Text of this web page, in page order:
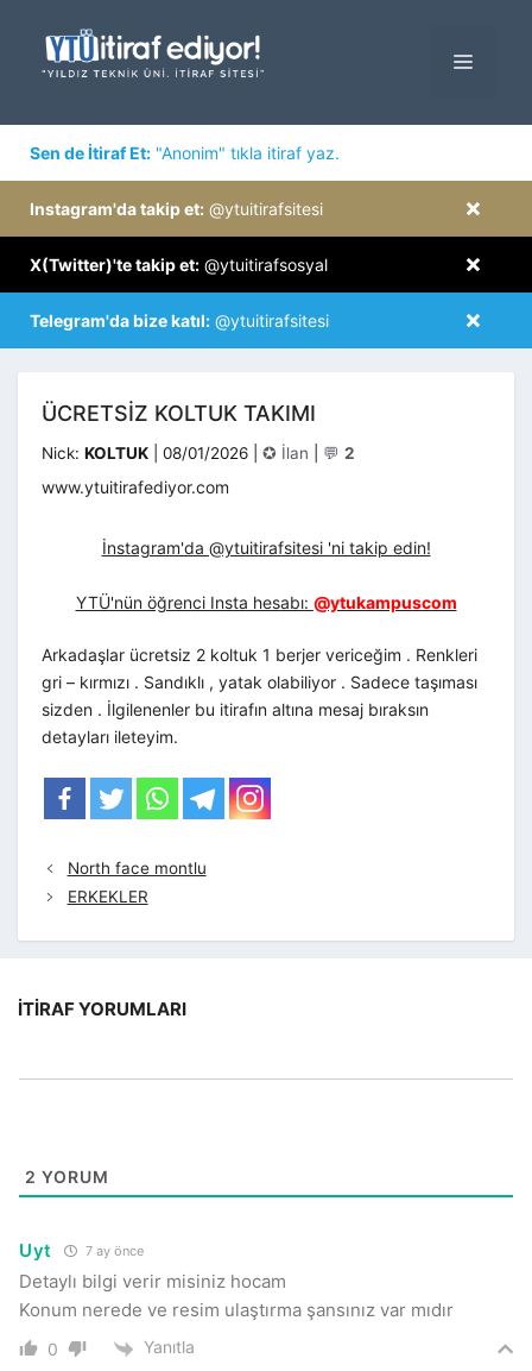
MENÜ
Sen de İtiraf Et: "Anonim" tıkla itiraf yaz.
×
Instagram'da takip et: @ytuitirafsitesi
×
X(Twitter)'te takip et: @ytuitirafsosyal
×
Telegram'da bize katıl: @ytuitirafsitesi
ÜCRETSİZ KOLTUK TAKIMI
Nick: KOLTUK 08/01/2026 Kategoriler
✪ İlan 💬 2
www.ytuitirafediyor.com
İnstagram'da @ytuitirafsitesi 'ni takip edin!
YTÜ'nün öğrenci Insta hesabı: @ytukampuscom
Arkadaşlar ücretsiz 2 koltuk 1 berjer vericeğim . Renkleri
gri – kırmızı . Sandıklı , yatak olabiliyor . Sadece taşıması
sizden . İlgilenenler bu itirafın altına mesaj bıraksın
detayları ileteyim.
North face montlu
ERKEKLER
İTIRAF YORUMLARI
2 YORUM
Uyt 7 ay önce
Detaylı bilgi verir misiniz hocam
Konum nerede ve resim ulaştırma şansınız var mıdır
0 Yanıtla